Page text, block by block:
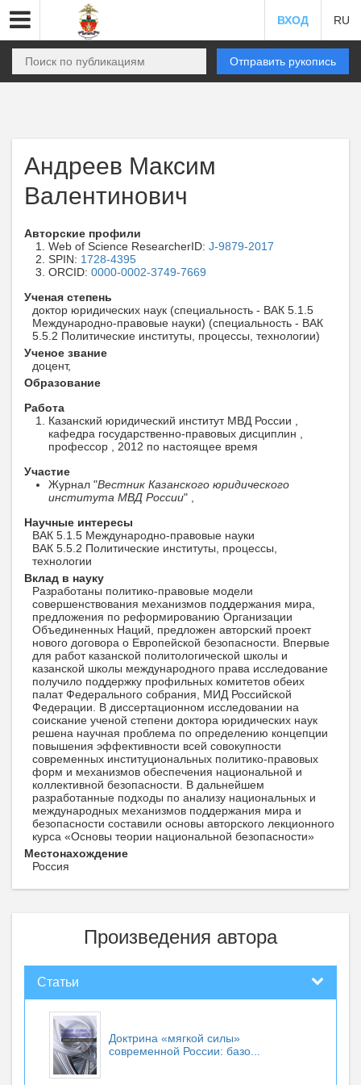
ВХОД RU
Отправить рукопись
Андреев Максим
Валентинович
Авторские профили
Web of Science ResearcherID: J-9879-2017
SPIN: 1728-4395
ORCID: 0000-0002-3749-7669
Ученая степень
доктор юридических наук (специальность - ВАК 5.1.5
Международно-правовые науки) (специальность - ВАК
5.5.2 Политические институты, процессы, технологии)
Ученое звание
доцент,
Образование
Работа
Казанский юридический институт МВД России ,
кафедра государственно-правовых дисциплин ,
профессор , 2012 по настоящее время
Участие
Журнал "Вестник Казанского юридического
института МВД России" ,
Научные интересы
ВАК 5.1.5 Международно-правовые науки
ВАК 5.5.2 Политические институты, процессы,
технологии
Вклад в науку
Разработаны политико-правовые модели
совершенствования механизмов поддержания мира,
предложения по реформированию Организации
Объединенных Наций, предложен авторский проект
нового договора о Европейской безопасности. Впервые
для работ казанской политологической школы и
казанской школы международного права исследование
получило поддержку профильных комитетов обеих
палат Федерального собрания, МИД Российской
Федерации. В диссертационном исследовании на
соискание ученой степени доктора юридических наук
решена научная проблема по определению концепции
повышения эффективности всей совокупности
современных институциональных политико-правовых
форм и механизмов обеспечения национальной и
коллективной безопасности. В дальнейшем
разработанные подходы по анализу национальных и
международных механизмов поддержания мира и
безопасности составили основы авторского лекционного
курса «Основы теории национальной безопасности»
Местонахождение
Россия
Произведения автора
Статьи
Доктрина «мягкой силы»
современной России: базо...